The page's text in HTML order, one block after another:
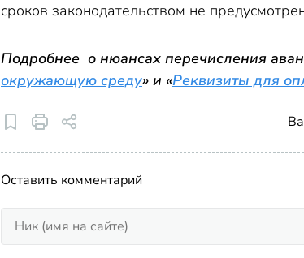
сроков законодательством не
Подробнее о нюансах перечисления
окружающую среду» и «Реквизиты для
Оставить комментарий